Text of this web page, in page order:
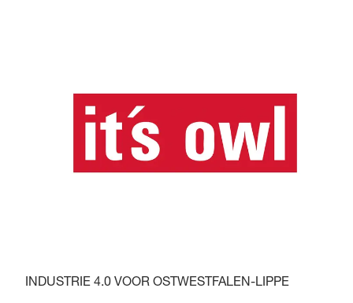
INDUSTRIE 4.0 VOOR OSTWESTFALEN-LIPPE